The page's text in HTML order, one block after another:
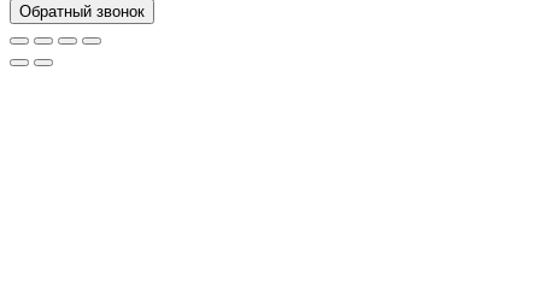
Обратный звонок